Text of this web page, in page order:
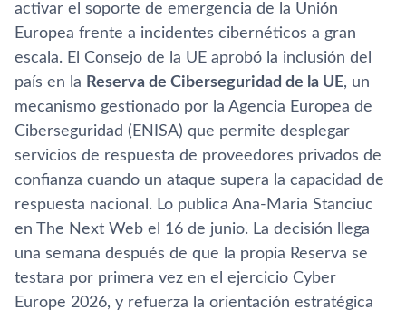
activar el soporte de emergencia de la Unión
Europea frente a incidentes cibernéticos a gran
escala. El Consejo de la UE aprobó la inclusión del
país en la Reserva de Ciberseguridad de la UE, un
mecanismo gestionado por la Agencia Europea de
Ciberseguridad (ENISA) que permite desplegar
servicios de respuesta de proveedores privados de
confianza cuando un ataque supera la capacidad de
respuesta nacional. Lo publica Ana-Maria Stanciuc
en The Next Web el 16 de junio. La decisión llega
una semana después de que la propia Reserva se
testara por primera vez en el ejercicio Cyber
Europe 2026, y refuerza la orientación estratégica